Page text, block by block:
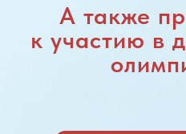
А также
к участию в